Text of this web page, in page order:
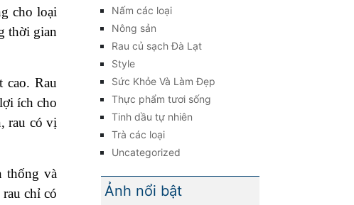
cho loại
thời gian
Rau
ích cho
rau có vị
thống và
chỉ có
Nấm các loại
Nông sản
Rau củ sạch Đà Lạt
Style
Sức Khỏe Và Làm Đẹp
Thực phẩm tươi sống
Tinh dầu tự nhiên
Trà các loại
Uncategorized
Ảnh nổi bật